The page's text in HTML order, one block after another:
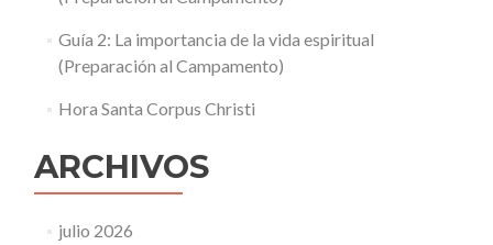
Guía 2: La importancia de la vida espiritual
(Preparación al Campamento)
Hora Santa Corpus Christi
ARCHIVOS
julio 2026